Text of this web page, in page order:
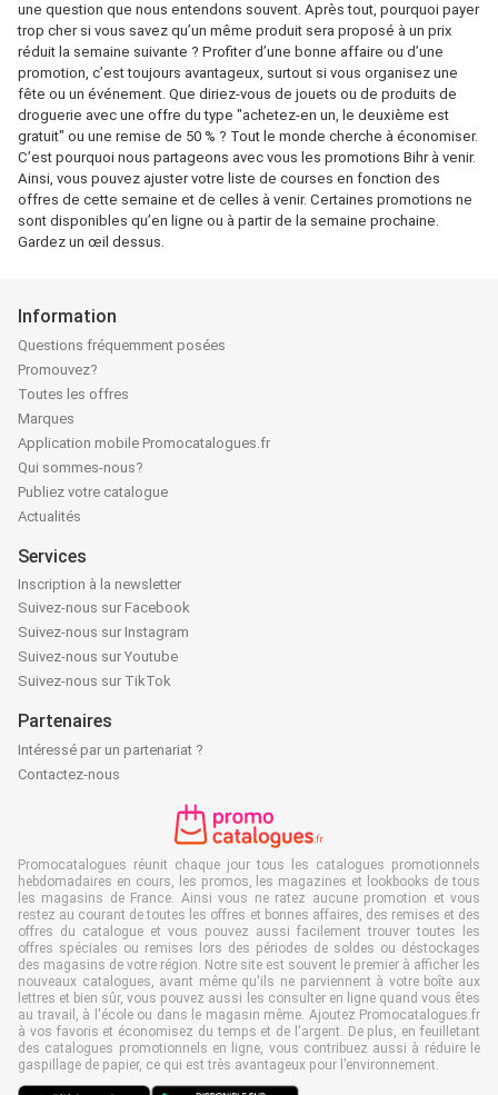
une question que nous entendons souvent. Après tout, pourquoi payer
trop cher si vous savez qu’un même produit sera proposé à un prix
réduit la semaine suivante ? Profiter d’une bonne affaire ou d’une
promotion, c’est toujours avantageux, surtout si vous organisez une
fête ou un événement. Que diriez-vous de jouets ou de produits de
droguerie avec une offre du type "achetez-en un, le deuxième est
gratuit" ou une remise de 50 % ? Tout le monde cherche à économiser.
C’est pourquoi nous partageons avec vous les promotions Bihr à venir.
Ainsi, vous pouvez ajuster votre liste de courses en fonction des
offres de cette semaine et de celles à venir. Certaines promotions ne
sont disponibles qu’en ligne ou à partir de la semaine prochaine.
Gardez un œil dessus.
Information
Questions fréquemment posées
Promouvez?
Toutes les offres
Marques
Application mobile Promocatalogues.fr
Qui sommes-nous?
Publiez votre catalogue
Actualités
Services
Inscription à la newsletter
Suivez-nous sur Facebook
Suivez-nous sur Instagram
Suivez-nous sur Youtube
Suivez-nous sur TikTok
Partenaires
Intéressé par un partenariat ?
Contactez-nous
Promocatalogues réunit chaque jour tous les catalogues promotionnels
hebdomadaires en cours, les promos, les magazines et lookbooks de tous
les magasins de France. Ainsi vous ne ratez aucune promotion et vous
restez au courant de toutes les offres et bonnes affaires, des remises et des
offres du catalogue et vous pouvez aussi facilement trouver toutes les
offres spéciales ou remises lors des périodes de soldes ou déstockages
des magasins de votre région. Notre site est souvent le premier à afficher les
nouveaux catalogues, avant même qu'ils ne parviennent à votre boîte aux
lettres et bien sûr, vous pouvez aussi les consulter en ligne quand vous êtes
au travail, à l'école ou dans le magasin même. Ajoutez Promocatalogues.fr
à vos favoris et économisez du temps et de l'argent. De plus, en feuilletant
des catalogues promotionnels en ligne, vous contribuez aussi à réduire le
gaspillage de papier, ce qui est très avantageux pour l’environnement.